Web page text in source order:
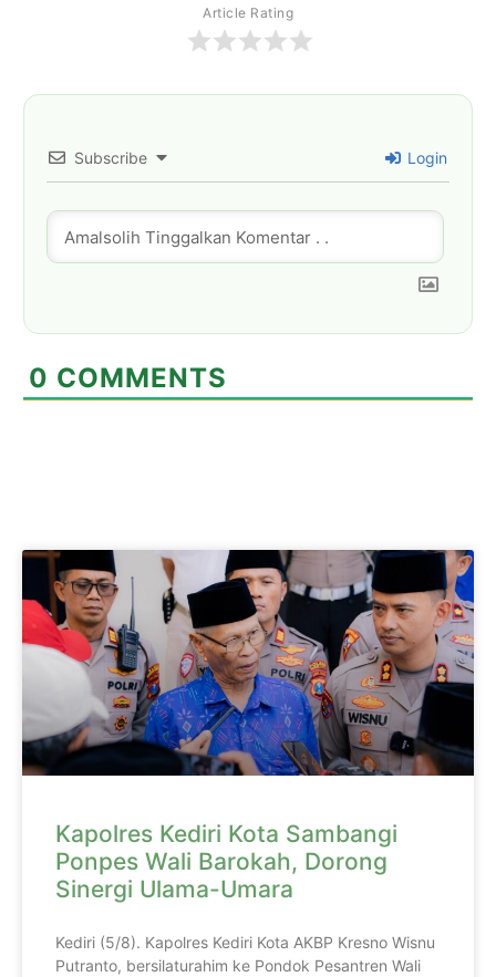
Article Rating
Subscribe Login
0 COMMENTS
Kapolres Kediri Kota Sambangi
Ponpes Wali Barokah, Dorong
Sinergi Ulama-Umara
Kediri (5/8). Kapolres Kediri Kota AKBP Kresno Wisnu
Putranto, bersilaturahim ke Pondok Pesantren Wali